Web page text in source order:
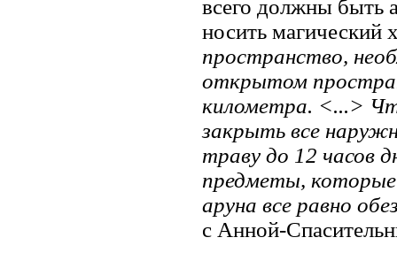
всего должны быть
носить магический
пространство,
открытом
километра. <...>
закрыть все
траву до 12 часов
предметы,
аруна все равно
с Анной-